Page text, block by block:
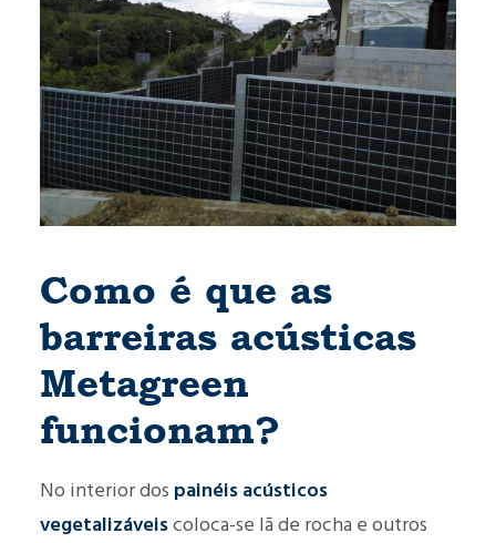
Como é que as
barreiras acústicas
Metagreen
funcionam?
No interior dos painéis acústicos
vegetalizáveiscoloca-se lã de rocha e outros